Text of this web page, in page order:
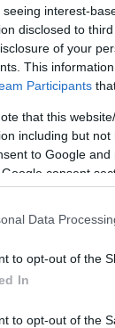
seeing interest-
disclosed to
of your
This
Participants
that this
including but
to Google
consent
Data
to opt-out of the
In
to opt-out of the
alig
az adott